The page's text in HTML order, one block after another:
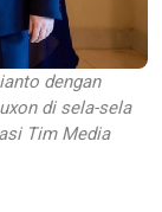
dengan
di sela-sela
Tim Media